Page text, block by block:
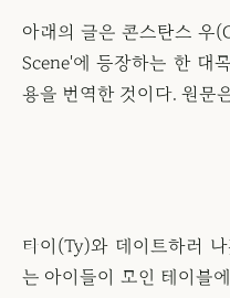
아래의 글은 콘스탄스 우
Scene'에 등장하는 한 대
용을 번역한 것이다. 원문
타이(Ty)와 데이트하러
는 아이들이 모인 테이블